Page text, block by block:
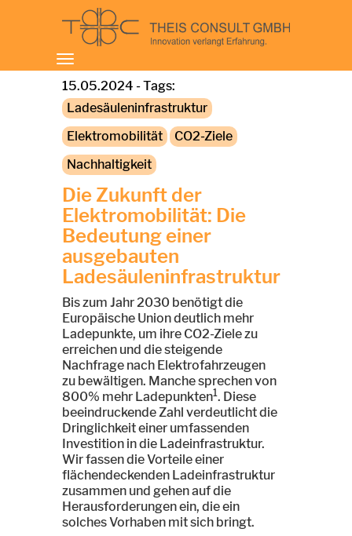
Toggle
navigation
15.05.2024 - Tags:
Ladesäuleninfrastruktur
Elektromobilität
CO2-Ziele
Nachhaltigkeit
Die Zukunft der
Elektromobilität: Die
Bedeutung einer
ausgebauten
Ladesäuleninfrastruktur
Bis zum Jahr 2030 benötigt die
Europäische Union deutlich mehr
Ladepunkte, um ihre CO2-Ziele zu
erreichen und die steigende
Nachfrage nach Elektrofahrzeugen
zu bewältigen. Manche sprechen von
800% mehr Ladepunkten1. Diese
beeindruckende Zahl verdeutlicht die
Dringlichkeit einer umfassenden
Investition in die Ladeinfrastruktur.
Wir fassen die Vorteile einer
flächendeckenden Ladeinfrastruktur
zusammen und gehen auf die
Herausforderungen ein, die ein
solches Vorhaben mit sich bringt.